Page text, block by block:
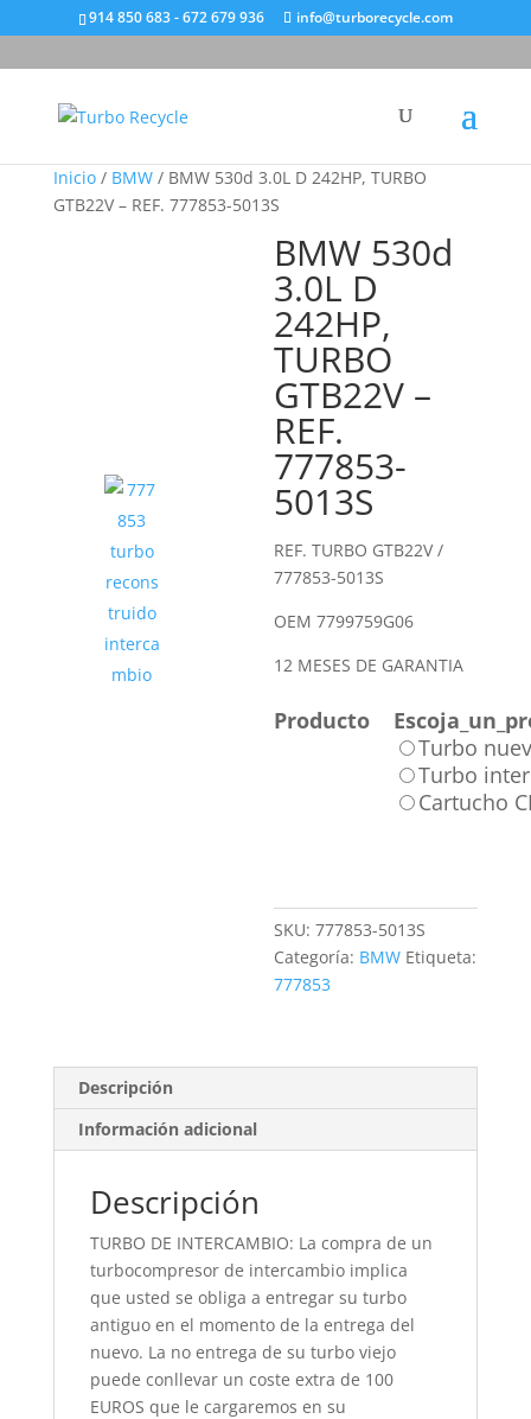
914 850 683 - 672 679 936 info@turborecycle.com
Inicio/ BMW/ BMW 530d 3.0L D 242HP, TURBO
GTB22V – REF. 777853-5013S
BMW 530d
3.0L D
242HP,
TURBO
GTB22V –
REF.
777853-
5013S
REF. TURBO GTB22V /
777853-5013S
OEM 7799759G06
12 MESES DE GARANTIA
Producto
Turbo
Turbo
Cartucho
SKU:777853-5013S
Categoría: BMW Etiqueta:
777853
Descripción
Información adicional
Descripción
TURBO DE INTERCAMBIO: La compra de un
turbocompresor de intercambio implica
que usted se obliga a entregar su turbo
antiguo en el momento de la entrega del
nuevo. La no entrega de su turbo viejo
puede conllevar un coste extra de 100
EUROS que le cargaremos en su